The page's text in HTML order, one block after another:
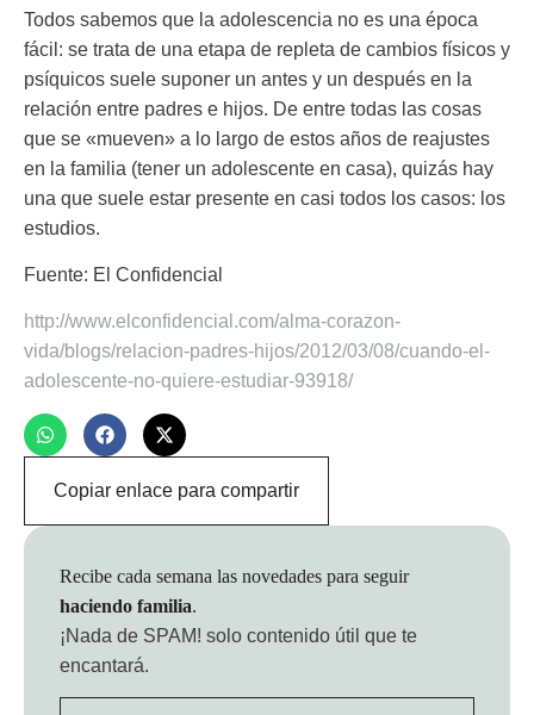
Todos sabemos que la adolescencia no es una época
fácil: se trata de una etapa de repleta de cambios físicos y
psíquicos suele suponer un antes y un después en la
relación entre padres e hijos. De entre todas las cosas
que se «mueven» a lo largo de estos años de reajustes
en la familia (tener un adolescente en casa), quizás hay
una que suele estar presente en casi todos los casos: los
estudios.
Fuente: El Confidencial
http://www.elconfidencial.com/alma-corazon-
vida/blogs/relacion-padres-hijos/2012/03/08/cuando-el-
adolescente-no-quiere-estudiar-93918/
Copiar enlace para compartir
Recibe cada semana las novedades para seguir
haciendo familia.
¡Nada de SPAM! solo contenido útil que te
encantará.